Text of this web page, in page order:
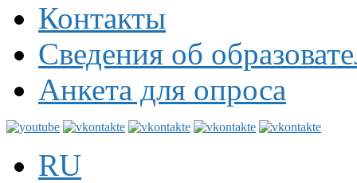
Контакты
Сведения об
Анкета для опроса
RU